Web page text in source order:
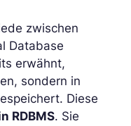
zwischen
Database
erwähnt,
sondern in
Diese
RDBMS. Sie